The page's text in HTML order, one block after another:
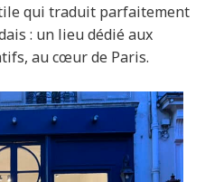
qui traduit parfaitement
: un lieu dédié aux
au cœur de Paris.